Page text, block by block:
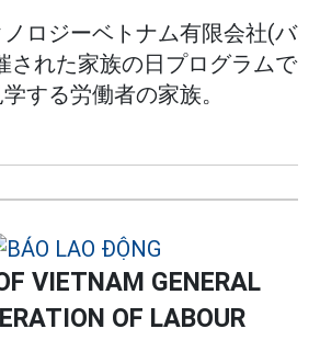
ロジーベトナム有限会社(バ
された家族の日プログラムで
する労働者の家族。
VIETNAM GENERAL
OF LABOUR